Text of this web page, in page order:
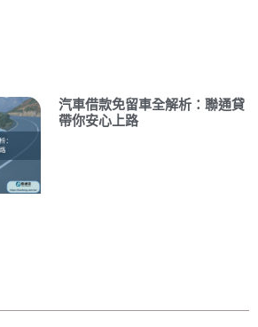
汽車借款免留車全解析：聯通貸
帶你安心上路